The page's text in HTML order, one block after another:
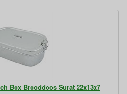
Box Brooddoos Surat 22x13x7